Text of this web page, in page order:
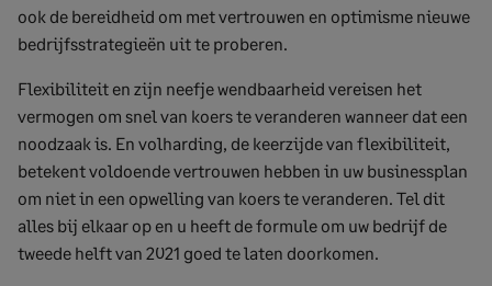
ook de bereidheid om met vertrouwen en optimisme nieuwe
bedrijfsstrategieën uit te proberen.
Flexibiliteit en zijn neefje wendbaarheid vereisen het
vermogen om snel van koers te veranderen wanneer dat een
noodzaak is. En volharding, de keerzijde van flexibiliteit,
betekent voldoende vertrouwen hebben in uw businessplan
om niet in een opwelling van koers te veranderen. Tel dit
alles bij elkaar op en u heeft de formule om uw bedrijf de
tweede helft van 2021 goed te laten doorkomen.